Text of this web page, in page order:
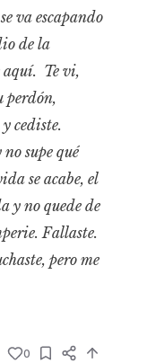
va escapando
de la
aquí. Te vi,
perdón,
cediste.
supe qué
se acabe, el
y no quede de
Fallaste.
pero me
0